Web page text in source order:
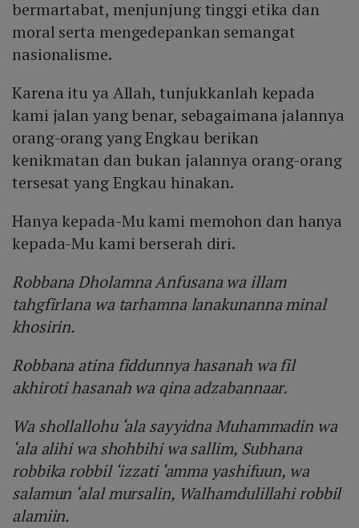
bermartabat, menjunjung tinggi etika dan
moral serta mengedepankan semangat
nasionalisme.
Karena itu ya Allah, tunjukkanlah kepada
kami jalan yang benar, sebagaimana jalannya
orang-orang yang Engkau berikan
kenikmatan dan bukan jalannya orang-orang
tersesat yang Engkau hinakan.
Hanya kepada-Mu kami memohon dan hanya
kepada-Mu kami berserah diri.
Robbana Dholamna Anfusana wa illam
tahgfirlana wa tarhamna lanakunanna minal
khosirin.
Robbana atina fiddunnya hasanah wa fil
akhiroti hasanah wa qina adzabannaar.
Wa shollallohu ‘ala sayyidna Muhammadin wa
‘ala alihi wa shohbihi wa sallim, Subhana
robbika robbil ‘izzati ‘amma yashifuun, wa
salamun ‘alal mursalin, Walhamdulillahi robbil
alamiin.